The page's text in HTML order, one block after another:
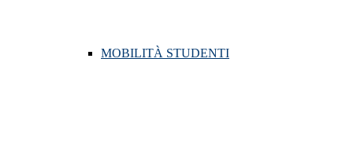
MOBILITÀ STUDENTI